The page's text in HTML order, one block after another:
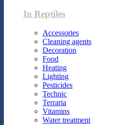
In Reptiles
Accessories
Cleaning agents
Decoration
Food
Heating
Lighting
Pesticides
Technic
Terraria
Vitamins
Water treatment